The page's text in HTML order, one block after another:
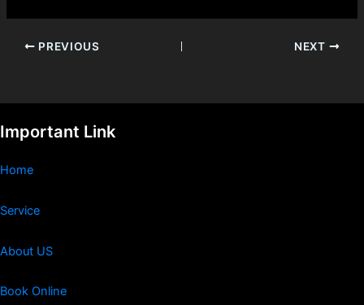
PREVIOUS NEXT
Important Link
Home
Service
About US
Book Online